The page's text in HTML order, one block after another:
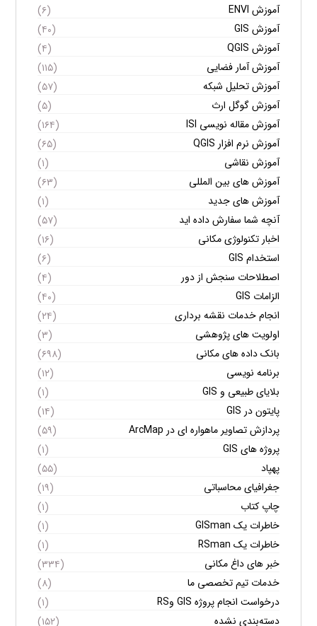
آموزش ENVI
(۶)
آموزش GIS
(۴۰)
آموزش QGIS
(۴)
آموزش آمار فضایی
(۱۱۵)
آموزش تحلیل شبکه
(۵۷)
آموزش گوگل ارث
(۵)
آموزش مقاله نویسی ISI
(۱۶۴)
آموزش نرم افزار QGIS
(۶۵)
آموزش نقاشی
(۱)
آموزش های بین المللی
(۶۳)
آموزش های جدید
(۱)
آنچه شما سفارش داده اید
(۵۷)
اخبار تکنولوژی مکانی
(۱۶)
استخدام GIS
(۶)
اصطلاحات سنجش از دور
(۴)
الزامات GIS
(۴۰)
انجام خدمات نقشه برداری
(۲۴)
اولویت های پژوهشی
(۳)
بانک داده های مکانی
(۶۹۸)
برنامه نویسی
(۱۲)
بلایای طبیعی و GIS
(۱)
پایتون در GIS
(۱۴)
پردازش تصاویر ماهواره ای در ArcMap
(۵۹)
پروژه های GIS
(۱)
پهپاد
(۵۵)
جغرافیای محاسباتی
(۱۹)
چاپ کتاب
(۱)
خاطرات یک GISman
(۱)
خاطرات یک RSman
(۱)
خبر های داغ مکانی
(۳۳۴)
خدمات تیم تخصصی ما
(۸)
درخواست انجام پروژه GIS وRS
(۱)
دسته‌بندی نشده
(۱۵۲)